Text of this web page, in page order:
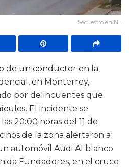
Secuestro en NL
de un conductor en la
en Monterrey,
por delincuentes que
El incidente se
20:00 horas del 11 de
de la zona alertaron a
automóvil Audi A1 blanco
Fundadores, en el cruce